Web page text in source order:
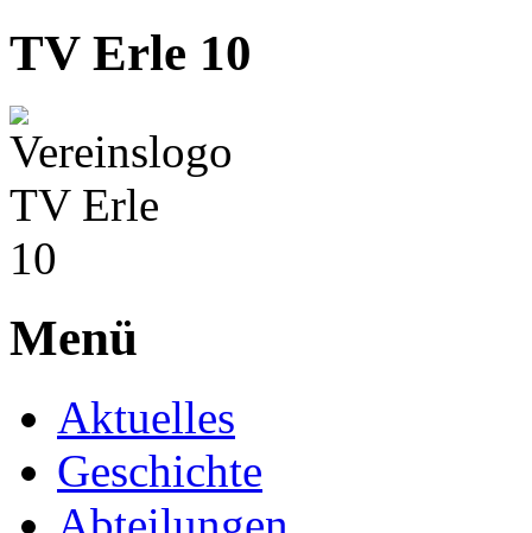
TV Erle 10
Menü
Aktuelles
Geschichte